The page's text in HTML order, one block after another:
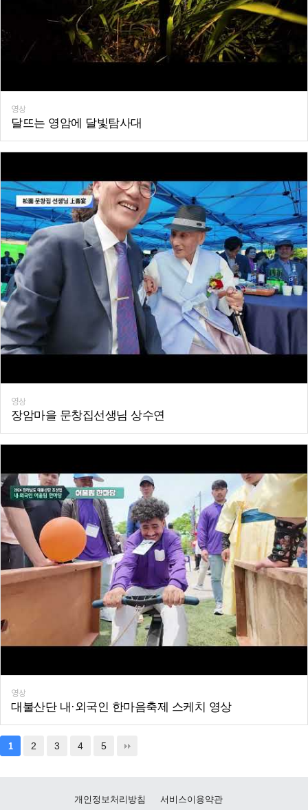
영상
달뜨는 영암에 달빛탐사대
영상
장암마을 문창집선생님 상수연
영상
대불산단 내·외국인 한마음축제 스케치 영상
1 2 3 4 5
개인정보처리방침 서비스이용약관